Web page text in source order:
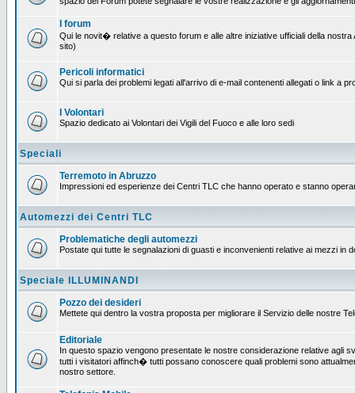
I forum
Qui le novit� relative a questo forum e alle altre iniziative ufficiali della
sito)
Pericoli informatici
Qui si parla dei problemi legati all'arrivo di e-mail contenenti allegati o link a
I Volontari
Spazio dedicato ai Volontari dei Vigili del Fuoco e alle loro sedi
Speciali
Terremoto in Abruzzo
Impressioni ed esperienze dei Centri TLC che hanno operato e stanno
Automezzi dei Centri TLC
Problematiche degli automezzi
Postate qui tutte le segnalazioni di guasti e inconvenienti relative ai mezzi in
Speciale ILLUMINANDI
Pozzo dei desideri
Mettete qui dentro la vostra proposta per migliorare il Servizio delle nostre
Editoriale
In questo spazio vengono presentate le nostre considerazione relative agli
tutti i visitatori affinch� tutti possano conoscere quali problemi sono
nostro settore.